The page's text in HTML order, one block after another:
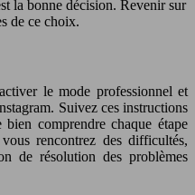
la bonne décision. Revenir sur
de ce choix.
le mode professionnel et
Suivez ces instructions
comprendre chaque étape
rencontrez des difficultés,
de résolution des problèmes